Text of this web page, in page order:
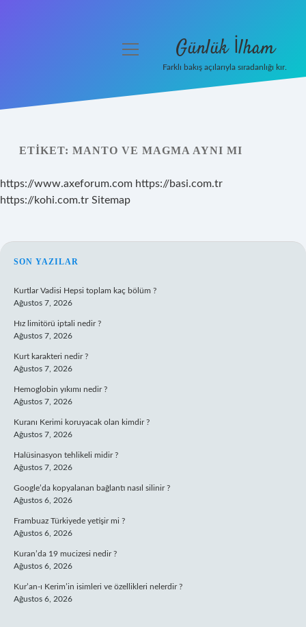
Yasal Uyarı
Hakkımızda
menüyü
Günlük İlham
Farklı bakış açılarıyla sıradanlığı kır.
ETIKET: MANTO VE MAGMA AYNI MI
https://www.axeforum.com https://basi.com.tr
https://kohi.com.tr Sitemap
SIDEBAR
SON YAZILAR
Kurtlar Vadisi Hepsi toplam kaç bölüm ?
Ağustos 7, 2026
Hız limitörü iptali nedir ?
Ağustos 7, 2026
Kurt karakteri nedir ?
Ağustos 7, 2026
Hemoglobin yıkımı nedir ?
Ağustos 7, 2026
Kuranı Kerimi koruyacak olan kimdir ?
Ağustos 7, 2026
Halüsinasyon tehlikeli midir ?
Ağustos 7, 2026
Google’da kopyalanan bağlantı nasıl silinir ?
Ağustos 6, 2026
Frambuaz Türkiyede yetişir mi ?
Ağustos 6, 2026
Kuran’da 19 mucizesi nedir ?
Ağustos 6, 2026
Kur’an-ı Kerim’in isimleri ve özellikleri nelerdir ?
Ağustos 6, 2026